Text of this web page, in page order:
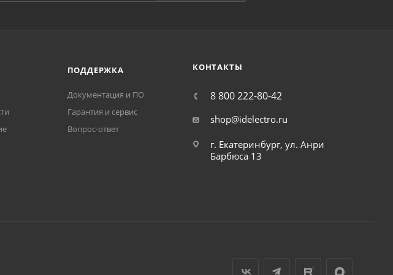
ПОДДЕРЖКА
Документация и ПО
Гарантия и сервис
Вопрос-ответ
КОНТАКТЫ
8 800 222-80-42
shop@idelectro.ru
г. Екатеринбург, ул. Анри
Барбюса 13